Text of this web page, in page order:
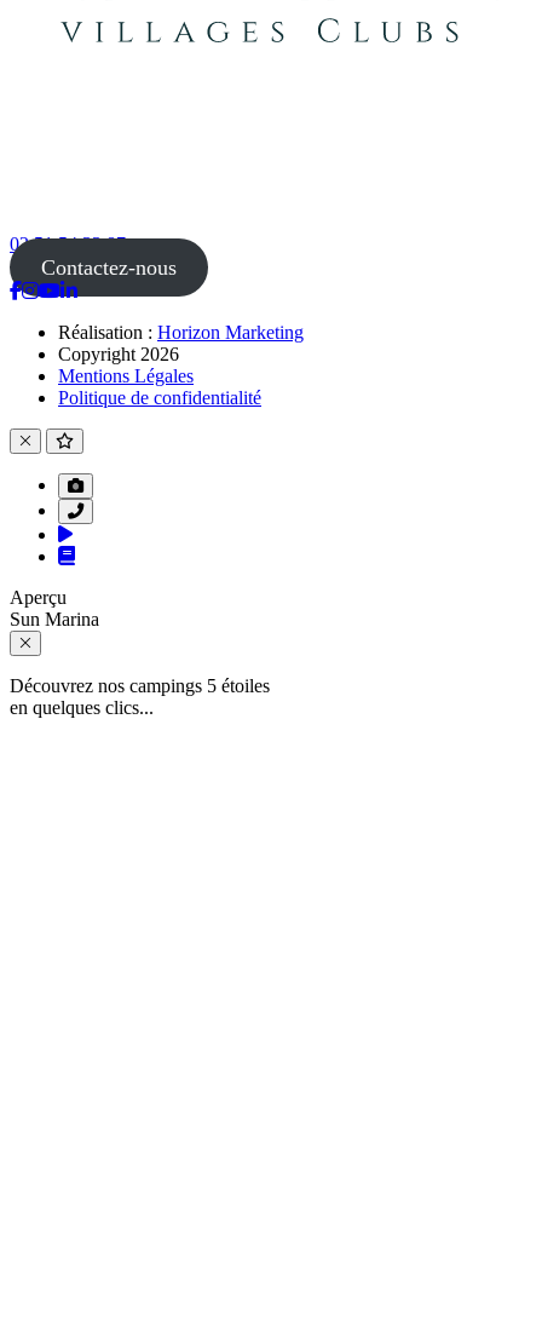
02 51 54 33 87
Contactez-nous
Réalisation : Horizon Marketing
Copyright 2026
Mentions Légales
Politique de confidentialité
Aperçu
Sun Marina
Découvrez nos campings 5 étoiles
en quelques clics...